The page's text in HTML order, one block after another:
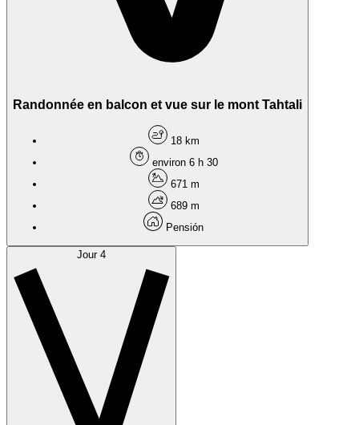
Randonnée en balcon et vue sur le mont Tahtali
18 km
environ 6 h 30
671 m
689 m
Pensión
Jour 4